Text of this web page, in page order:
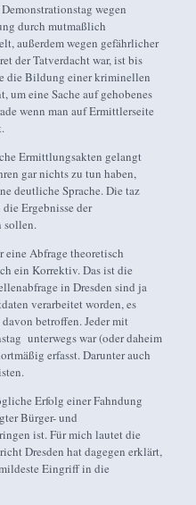
wegen
durch mutmaßlich
außerdem wegen gefährlicher
der Tatverdacht war, ist bis
die Bildung einer kriminellen
um eine Sache auf gehobenes
wenn man auf Ermittlerseite
Ermittlungsakten gelangt
gar nichts zu tun haben,
deutliche Sprache. Die taz
Ergebnisse der
sollen.
eine Abfrage theoretisch
ein Korrektiv. Das ist die
in Dresden sind ja
verarbeitet worden, es
betroffen. Jeder mit
unterwegs war (oder daheim
erfasst. Darunter auch
Erfolg einer Fahndung
Bürger- und
ist. Für mich lautet die
Dresden hat dagegen erklärt,
Eingriff in die